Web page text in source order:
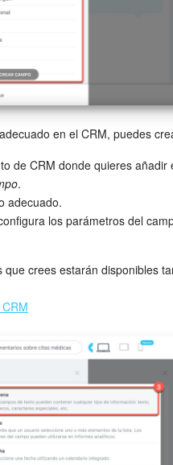
en el CRM, puedes
de CRM donde quieres añadir
.
adecuado.
los parámetros del
que crees estarán disponibles